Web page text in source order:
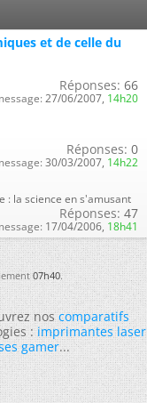
et de celle du
Réponses: 66
27/06/2007, 14h20
Réponses: 0
30/03/2007, 14h22
: la science en s'amusant
Réponses: 47
17/04/2006, 18h41
07h40.
noscomparatifs
:imprimantes laser
gamer...